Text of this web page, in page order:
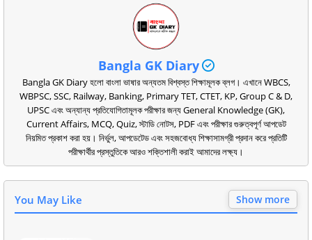
Bangla GK Diary
Bangla GK Diary হলো বাংলা ভাষার অন্যতম বিশ্বস্ত শিক্ষামূলক ব্লগ। এখানে WBCS,
WBPSC, SSC, Railway, Banking, Primary TET, CTET, KP, Group C & D,
UPSC এবং অন্যান্য প্রতিযোগিতামূলক পরীক্ষার জন্য General Knowledge (GK),
Current Affairs, MCQ, Quiz, স্টাডি নোটস, PDF এবং পরীক্ষার গুরুত্বপূর্ণ আপডেট
নিয়মিত প্রকাশ করা হয়। নির্ভুল, আপডেটেড এবং সহজবোধ্য শিক্ষাসামগ্রী প্রদান করে প্রতিটি
পরীক্ষার্থীর প্রস্তুতিকে আরও শক্তিশালী করাই আমাদের লক্ষ্য।
You May Like Show more